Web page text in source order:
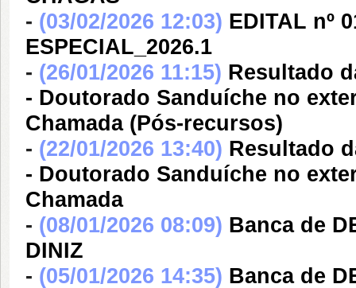
- (03/02/2026 12:03) EDITAL nº
ESPECIAL_2026.1
- (26/01/2026 11:15) Resultado
- Doutorado Sanduíche no
Chamada (Pós-recursos)
- (22/01/2026 13:40) Resultado
- Doutorado Sanduíche no
Chamada
- (08/01/2026 08:09) Banca de
DINIZ
- (05/01/2026 14:35) Banca de